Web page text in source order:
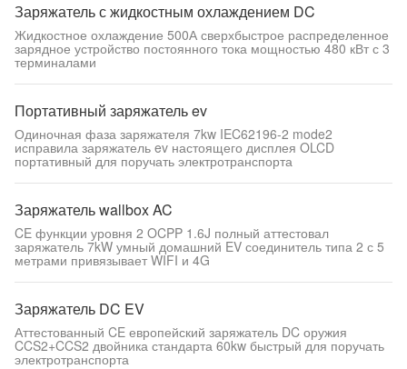
Заряжатель с жидкостным охлаждением DC
Жидкостное охлаждение 500А сверхбыстрое распределенное
зарядное устройство постоянного тока мощностью 480 кВт с 3
терминалами
Портативный заряжатель ev
Одиночная фаза заряжателя 7kw IEC62196-2 mode2
исправила заряжатель ev настоящего дисплея OLCD
портативный для поручать электротранспорта
Заряжатель wallbox AC
CE функции уровня 2 OCPP 1.6J полный аттестовал
заряжатель 7kW умный домашний EV соединитель типа 2 с 5
метрами привязывает WIFI и 4G
Заряжатель DC EV
Аттестованный CE европейский заряжатель DC оружия
CCS2+CCS2 двойника стандарта 60kw быстрый для поручать
электротранспорта